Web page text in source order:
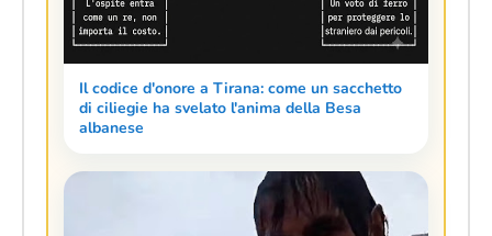
Il codice d'onore a Tirana: come un sacchetto
di ciliegie ha svelato l'anima della Besa
albanese